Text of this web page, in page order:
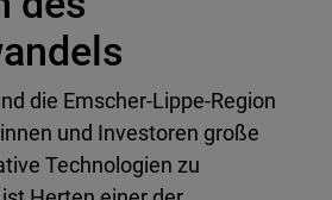
die Emscher-Lippe-Region
und Investoren große
Technologien zu